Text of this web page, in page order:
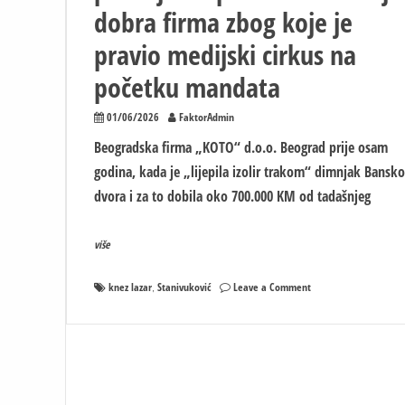
dobra firma zbog koje je
pravio medijski cirkus na
početku mandata
01/06/2026 FaktorAdmin
Beogradska firma „KOTO“ d.o.o. Beograd prije osam
godina, kada je „lijepila izolir trakom“ dimnjak
dvora i za to dobila oko 700.000 KM od tadašnjeg
više
knez lazar, Stanivuković Leave a Commenton
je